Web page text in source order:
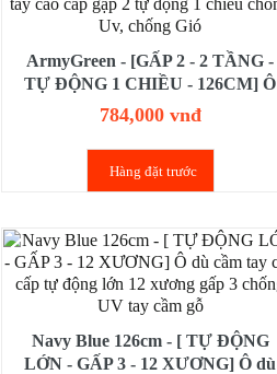
ArmyGreen - [GẤP 2 - 2 TẦNG -
TỰ ĐỘNG 1 CHIỀU - 126CM] Ô
dù cầm tay cao cấp gập 2 tự động 1
chiều chống Uv, chống Gió
784,000 vnđ
Hàng đặt trước
Navy Blue 126cm - [ TỰ ĐỘNG
LỚN - GẤP 3 - 12 XƯƠNG] Ô dù